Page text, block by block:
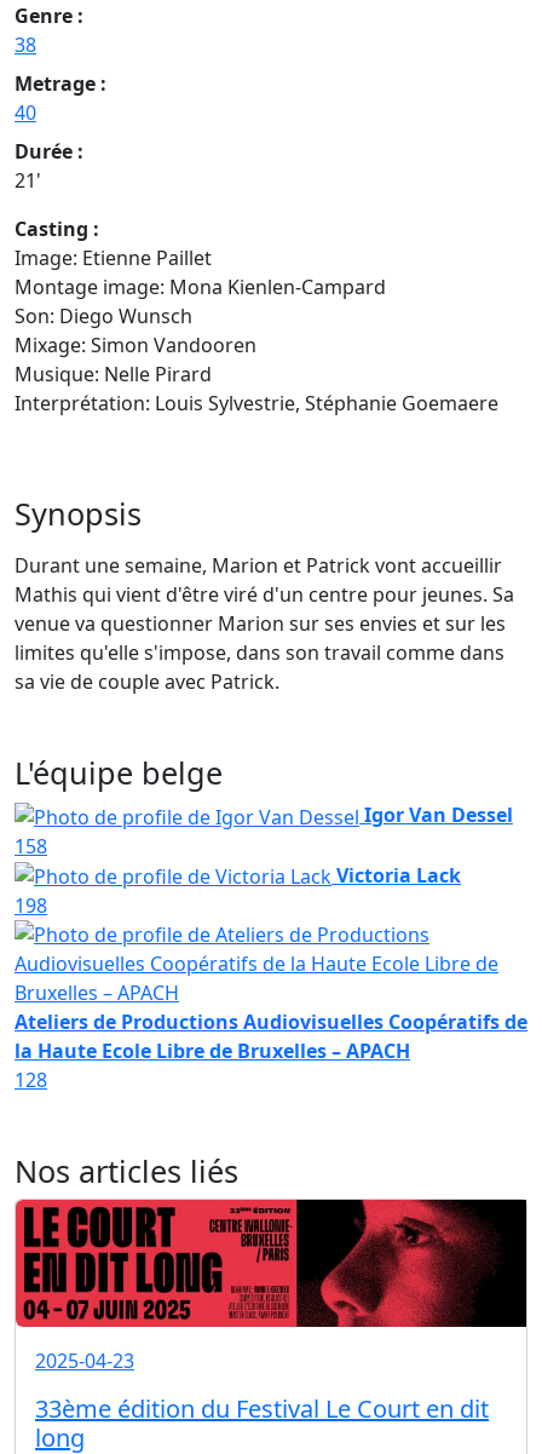
Genre :
38
Metrage :
40
Durée :
21'
Casting :
Image: Etienne Paillet
Montage image: Mona Kienlen-Campard
Son: Diego Wunsch
Mixage: Simon Vandooren
Musique: Nelle Pirard
Interprétation: Louis Sylvestrie, Stéphanie Goemaere
Synopsis
Durant une semaine, Marion et Patrick vont accueillir
Mathis qui vient d'être viré d'un centre pour jeunes. Sa
venue va questionner Marion sur ses envies et sur les
limites qu'elle s'impose, dans son travail comme dans
sa vie de couple avec Patrick.
L'équipe belge
Igor Van Dessel
158
Victoria Lack
198
Ateliers de Productions Audiovisuelles Coopératifs de
la Haute Ecole Libre de Bruxelles – APACH
128
Nos articles liés
2025-04-23
33ème édition du Festival Le Court en dit
long